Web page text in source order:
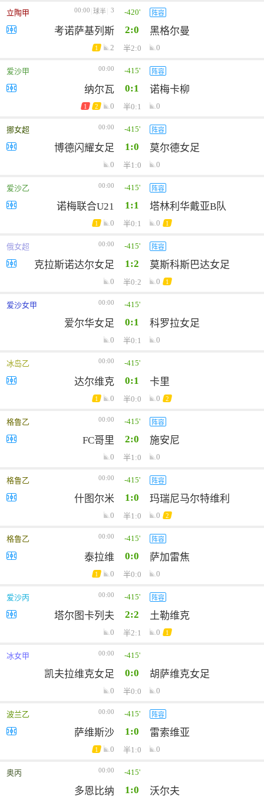
立陶甲 00:00 球半 3 -420' 阵容
考诺萨基列斯 2:0 黑格尔曼
1 2 半2:0 0
爱沙甲 00:00 -415' 阵容
纳尔瓦 0:1 诺梅卡柳
1 2 0 半0:1 0
挪女超 00:00 -415' 阵容
博德闪耀女足 1:0 莫尔德女足
0 半1:0 0
爱沙乙 00:00 -415' 阵容
诺梅联合U21 1:1 塔林利华戴亚B队
1 0 半0:1 0 1
俄女超 00:00 -415' 阵容
克拉斯诺达尔女足 1:2 莫斯科斯巴达女足
0 半0:2 0 1
爱沙女甲 00:00 -415'
爱尔华女足 0:1 科罗拉女足
0 半0:1 0
冰岛乙 00:00 -415'
达尔维克 0:1 卡里
1 0 半0:0 0 2
格鲁乙 00:00 -415' 阵容
FC哥里 2:0 施安尼
0 半1:0 0
格鲁乙 00:00 -415' 阵容
什图尔米 1:0 玛瑞尼马尔特维利
0 半1:0 0 2
格鲁乙 00:00 -415' 阵容
泰拉维 0:0 萨加雷焦
1 0 半0:0 0
爱沙丙 00:00 -415' 阵容
塔尔图卡列夫 2:2 土勒维克
0 半2:1 0 1
冰女甲 00:00 -415'
凯夫拉维克女足 0:0 胡萨维克女足
0 半0:0 0
波兰乙 00:00 -415' 阵容
萨维斯沙 1:0 雷索维亚
1 0 半1:0 0
奥丙 00:00 -415'
多恩比纳 1:0 沃尔夫